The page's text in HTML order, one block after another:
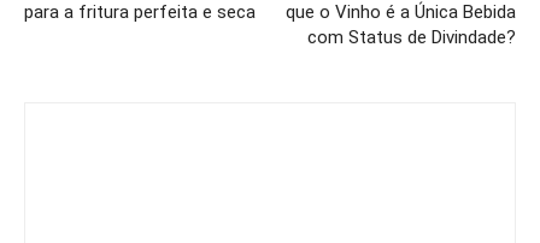
para a fritura perfeita e seca
que o Vinho é a Única Bebida
com Status de Divindade?